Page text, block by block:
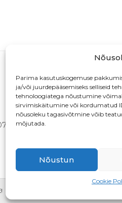
Parima kasutuskogemuse
ja/või juurdepääsemiseks selliseid
tehnoloogiatega nõustumine
sirvimiskäitumine või kordumatud
nõusoleku tagasivõtmine võib
mõjutada.
Nõustun
Cookie